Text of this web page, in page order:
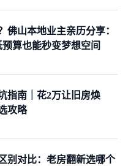
佛山本地业主亲历分享：
算也能秒变梦想空间
指南｜花2万让旧房焕
攻略
别对比：老房翻新选哪个